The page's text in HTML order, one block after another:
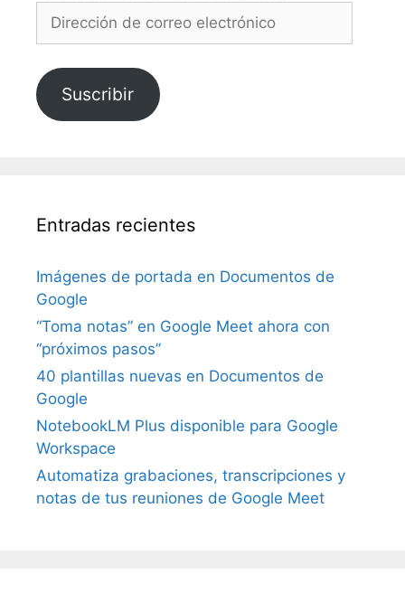
Dirección
electrónico
Suscribir
Entradas recientes
Imágenes de portada en Documentos de
Google
“Toma notas” en Google Meet ahora con
“próximos pasos”
40 plantillas nuevas en Documentos de
Google
NotebookLM Plus disponible para Google
Workspace
Automatiza grabaciones, transcripciones y
notas de tus reuniones de Google Meet